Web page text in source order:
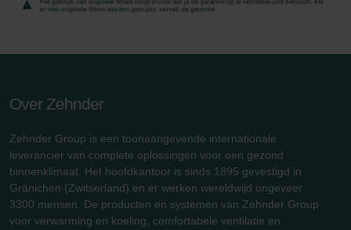
Zehnder Group Sales International: Privacy Policy
Over Zehnder
Zehnder Group is een toonaangevende internationale
leverancier van complete oplossingen voor een gezond
binnenklimaat. Het hoofdkantoor is sinds 1895 gevestigd in
Gränichen (Zwitserland) en er werken wereldwijd ongeveer
3300 mensen. De producten en systemen van Zehnder Group
voor verwarming en koeling, comfortabele ventilatie en